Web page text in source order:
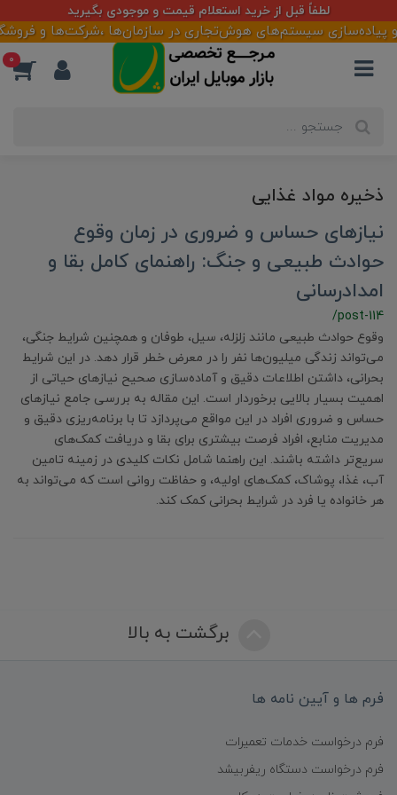
لطفاً قبل از خرید استعلام قیمت و موجودی بگیرید
پیاده‌سازی سیستم‌های هوش‌تجاری در سازمان‌ها ،شرکت‌ها و
0
ذخیره مواد غذایی
نیازهای حساس و ضروری در زمان وقوع
حوادث طبیعی و جنگ: راهنمای کامل بقا و
امدادرسانی
/post-114
وقوع حوادث طبیعی مانند زلزله، سیل، طوفان و همچنین شرایط جنگی،
می‌تواند زندگی میلیون‌ها نفر را در معرض خطر قرار دهد. در این شرایط
بحرانی، داشتن اطلاعات دقیق و آماده‌سازی صحیح نیازهای حیاتی از
اهمیت بسیار بالایی برخوردار است. این مقاله به بررسی جامع نیازهای
حساس و ضروری افراد در این مواقع می‌پردازد تا با برنامه‌ریزی دقیق و
مدیریت منابع، افراد فرصت بیشتری برای بقا و دریافت کمک‌های
سریع‌تر داشته باشند. این راهنما شامل نکات کلیدی در زمینه تامین
آب، غذا، پوشاک، کمک‌های اولیه، و حفاظت روانی است که می‌تواند به
هر خانواده یا فرد در شرایط بحرانی کمک کند.
برگشت به بالا
فرم ها و آیین نامه ها
فرم درخواست خدمات تعمیرات
فرم درخواست دستگاه ریفربیشد